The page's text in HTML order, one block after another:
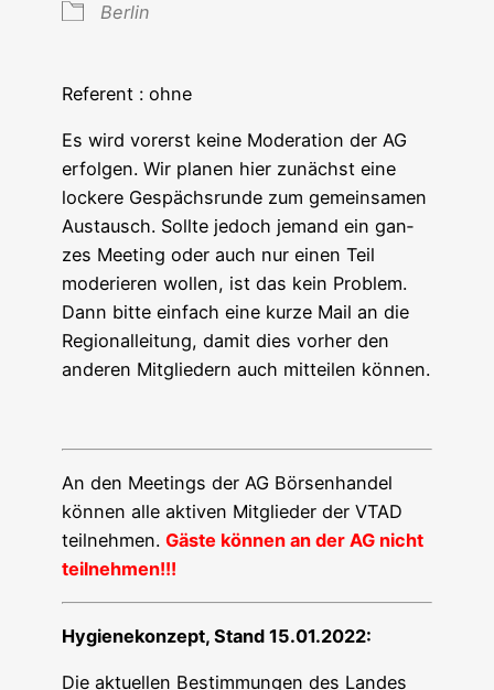
Ber­lin
Refe­rent : ohne
Es wird vor­erst kei­ne Mode­ra­ti­on der AG
erfol­gen. Wir pla­nen hier zunächst eine
locke­re Gespächs­run­de zum gemein­sa­men
Aus­tausch. Soll­te jedoch jemand ein gan­
zes Mee­ting oder auch nur einen Teil
mode­rie­ren wol­len, ist das kein Pro­blem.
Dann bit­te ein­fach eine kur­ze Mail an die
Regio­nal­lei­tung, damit dies vor­her den
ande­ren Mit­glie­dern auch mit­tei­len können.
An den Mee­tings der AG Bör­sen­han­del
kön­nen alle akti­ven Mit­glie­der der VTAD
teil­neh­men. Gäs­te kön­nen an der AG nicht
teilnehmen!!!
Hygie­ne­kon­zept, Stand 15.01.2022:
Die aktu­el­len Bestim­mun­gen des Lan­des